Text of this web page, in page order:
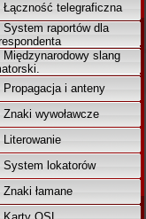
Łączność telegraficzna
System raportów dla
Międzynarodowy slang
Propagacja i anteny
wywoławcze
Literowanie
System lokatorów
łamane